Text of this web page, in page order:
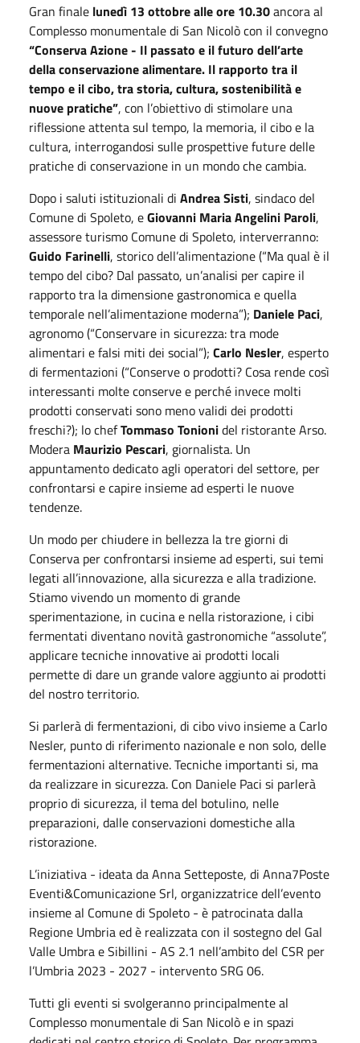
Gran finale lunedì 13 ottobre alle ore 10.30ancora al
Complesso monumentale di San Nicolò con il convegno
“Conserva Azione - Il passato e il futuro dell’arte
della conservazione alimentare. Il rapporto tra il
tempo e il cibo, tra storia, cultura, sostenibilità e
nuove pratiche”, con l’obiettivo di stimolare una
riflessione attenta sul tempo, la memoria, il cibo e la
cultura, interrogandosi sulle prospettive future delle
pratiche di conservazione in un mondo che cambia.
Dopo i saluti istituzionali di Andrea Sisti, sindaco del
Comune di Spoleto, eGiovanni Maria Angelini Paroli,
assessore turismo Comune di Spoleto, interverranno:
Guido Farinelli, storico dell’alimentazione (“Ma qual è il
tempo del cibo? Dal passato, un’analisi per capire il
rapporto tra la dimensione gastronomica e quella
temporale nell’alimentazione moderna”); Daniele Paci,
agronomo (“Conservare in sicurezza: tra mode
alimentari e falsi miti dei social”); Carlo Nesler, esperto
di fermentazioni (“Conserve o prodotti? Cosa rende così
interessanti molte conserve e perché invece molti
prodotti conservati sono meno validi dei prodotti
freschi?); lo chefTommaso Tonionidel ristorante Arso.
Modera Maurizio Pescari, giornalista. Un
appuntamento dedicato agli operatori del settore, per
confrontarsi e capire insieme ad esperti le nuove
tendenze.
Un modo per chiudere in bellezza la tre giorni di
Conserva per confrontarsi insieme ad esperti, sui temi
legati all’innovazione, alla sicurezza e alla tradizione.
Stiamo vivendo un momento di grande
sperimentazione, in cucina e nella ristorazione, i cibi
fermentati diventano novità gastronomiche “assolute”,
applicare tecniche innovative ai prodotti locali
permette di dare un grande valore aggiunto ai prodotti
del nostro territorio.
Si parlerà di fermentazioni, di cibo vivo insieme a Carlo
Nesler, punto di riferimento nazionale e non solo, delle
fermentazioni alternative. Tecniche importanti si, ma
da realizzare in sicurezza. Con Daniele Paci si parlerà
proprio di sicurezza, il tema del botulino, nelle
preparazioni, dalle conservazioni domestiche alla
ristorazione.
L’iniziativa - ideata da Anna Setteposte, di Anna7Poste
Eventi&Comunicazione Srl, organizzatrice dell’evento
insieme al Comune di Spoleto - è patrocinata dalla
Regione Umbria ed è realizzata con il sostegno del Gal
Valle Umbra e Sibillini - AS 2.1 nell’ambito del CSR per
l’Umbria 2023 - 2027 - intervento SRG 06.
Tutti gli eventi si svolgeranno principalmente al
Complesso monumentale di San Nicolò e in spazi